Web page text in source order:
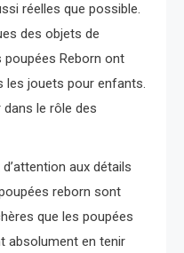
réelles que possible.
des objets de
Reborn ont
les jouets pour enfants.
le rôle des
aux détails
reborn sont
que les poupées
absolument en tenir